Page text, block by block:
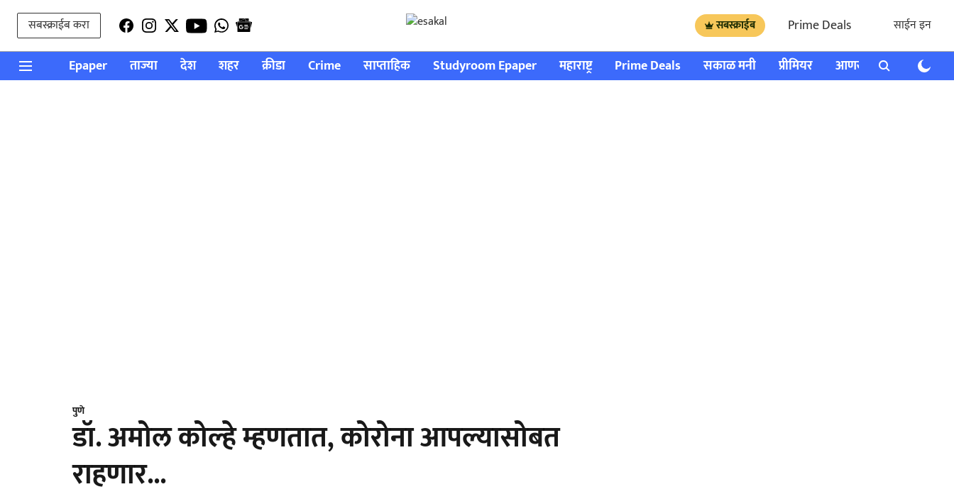
सबस्क्राईब करा सबस्क्राईब Prime Deals साईन इन
Epaper ताज्या देश शहर क्रीडा Crime साप्ताहिक Studyroom Epaper महाराष्ट्र Prime Deals सकाळ मनी प्रीमियर आणखी राशी भविष्य
पुणे
डॉ. अमोल कोल्हे म्हणतात, कोरोना आपल्यासोबत
राहणार...